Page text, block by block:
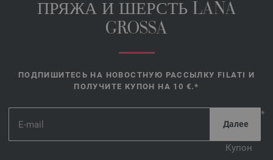
ПРЯЖА И ШЕРСТЬ LANA
GROSSA
ПОДПИШИТЕСЬ НА НОВОСТНУЮ РАССЫЛКУ FILATI И
ПОЛУЧИТЕ КУПОН НА 10 €.*
*
Купон